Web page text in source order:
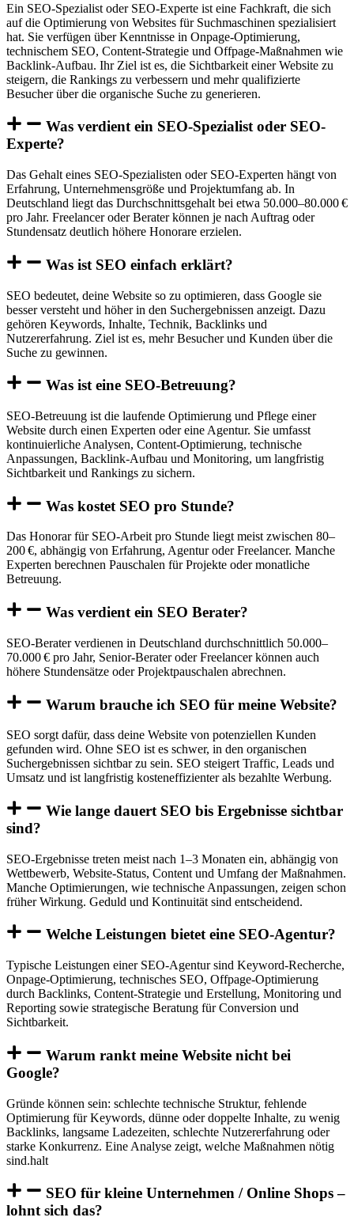
Ein SEO-Spezialist oder SEO-Experte ist eine Fachkraft, die sich
auf die Optimierung von Websites für Suchmaschinen spezialisiert
hat. Sie verfügen über Kenntnisse in Onpage-Optimierung,
technischem SEO, Content-Strategie und Offpage-Maßnahmen wie
Backlink-Aufbau. Ihr Ziel ist es, die Sichtbarkeit einer Website zu
steigern, die Rankings zu verbessern und mehr qualifizierte
Besucher über die organische Suche zu generieren.
Was verdient ein SEO-Spezialist oder SEO-
Experte?
Das Gehalt eines SEO-Spezialisten oder SEO-Experten hängt von
Erfahrung, Unternehmensgröße und Projektumfang ab. In
Deutschland liegt das Durchschnittsgehalt bei etwa 50.000–80.000 €
pro Jahr. Freelancer oder Berater können je nach Auftrag oder
Stundensatz deutlich höhere Honorare erzielen.
Was ist SEO einfach erklärt?
SEO bedeutet, deine Website so zu optimieren, dass Google sie
besser versteht und höher in den Suchergebnissen anzeigt. Dazu
gehören Keywords, Inhalte, Technik, Backlinks und
Nutzererfahrung. Ziel ist es, mehr Besucher und Kunden über die
Suche zu gewinnen.
Was ist eine SEO-Betreuung?
SEO-Betreuung ist die laufende Optimierung und Pflege einer
Website durch einen Experten oder eine Agentur. Sie umfasst
kontinuierliche Analysen, Content-Optimierung, technische
Anpassungen, Backlink-Aufbau und Monitoring, um langfristig
Sichtbarkeit und Rankings zu sichern.
Was kostet SEO pro Stunde?
Das Honorar für SEO-Arbeit pro Stunde liegt meist zwischen 80–
200 €, abhängig von Erfahrung, Agentur oder Freelancer. Manche
Experten berechnen Pauschalen für Projekte oder monatliche
Betreuung.
Was verdient ein SEO Berater?
SEO-Berater verdienen in Deutschland durchschnittlich 50.000–
70.000 € pro Jahr, Senior-Berater oder Freelancer können auch
höhere Stundensätze oder Projektpauschalen abrechnen.
Warum brauche ich SEO für meine Website?
SEO sorgt dafür, dass deine Website von potenziellen Kunden
gefunden wird. Ohne SEO ist es schwer, in den organischen
Suchergebnissen sichtbar zu sein. SEO steigert Traffic, Leads und
Umsatz und ist langfristig kosteneffizienter als bezahlte Werbung.
Wie lange dauert SEO bis Ergebnisse sichtbar
sind?
SEO-Ergebnisse treten meist nach 1–3 Monaten ein, abhängig von
Wettbewerb, Website-Status, Content und Umfang der Maßnahmen.
Manche Optimierungen, wie technische Anpassungen, zeigen schon
früher Wirkung. Geduld und Kontinuität sind entscheidend.
Welche Leistungen bietet eine SEO-Agentur?
Typische Leistungen einer SEO-Agentur sind Keyword-Recherche,
Onpage-Optimierung, technisches SEO, Offpage-Optimierung
durch Backlinks, Content-Strategie und Erstellung, Monitoring und
Reporting sowie strategische Beratung für Conversion und
Sichtbarkeit.
Warum rankt meine Website nicht bei
Google?
Gründe können sein: schlechte technische Struktur, fehlende
Optimierung für Keywords, dünne oder doppelte Inhalte, zu wenig
Backlinks, langsame Ladezeiten, schlechte Nutzererfahrung oder
starke Konkurrenz. Eine Analyse zeigt, welche Maßnahmen nötig
sind.halt
SEO für kleine Unternehmen / Online Shops –
lohnt sich das?